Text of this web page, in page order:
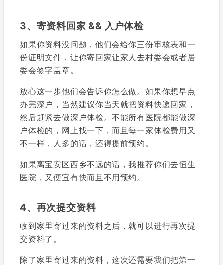
3、寄资料回家 && 入户体检
如果你资料没问题，他们会给你三份审核表和一
份证明文件，让你寄回家让家人去村委会或者居
委会签字盖章。
放心这一步他们会告诉你怎么做。如果你想早点
办完深户，当然建议你当天就把资料快递回家，
然后赶紧去做深户体检。不能所有医院都能做深
户体检的，网上找一下，而且每一家体检费用又
不一样，人多的话，还得提前预约。
如果离宝安区西乡不远的话，我推荐你们去恒生
医院，又便宜有快而且不用预约。
4、再次提交资料
收到家里寄过来的资料之后，就可以进行再次提
交资料了。
除了家里寄过来的资料，这次还需要我们把第一